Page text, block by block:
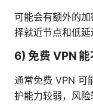
可能会有额外的
择就近节点和低延
6) 免费 VPN 能
通常免费 VPN 可
护能力较弱，风